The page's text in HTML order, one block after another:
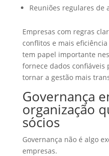
Reuniões regulares de
Empresas com regras
conflitos e mais
tem papel importante
fornece dados confiáveis
tornar a gestão mais
Governança
organização
sócios
Governança não é algo
empresas.